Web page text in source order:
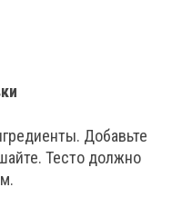
Добавьте
Тесто должно